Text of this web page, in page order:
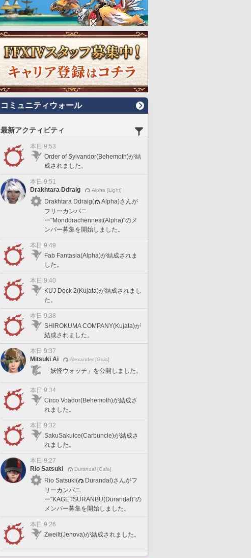
コミュニティウォール
最新アクティビティ
本日 9:53
Order of Sylvandor(Behemoth)が結
成されました。
本日 9:51
Drakhtara Ddraig
Alpha [Light]
Drakhtara Ddraig(
Alpha)さんが
フリーカンパニ
ー"Monddrachennest(Alpha)"のメ
ンバー募集を開始しました。
本日 9:49
Fab Fantasia(Alpha)が結成されま
した。
本日 9:40
KUJ Dock 2(Kujata)が結成されまし
た。
本日 9:38
SHIROKUMA COMPANY(Kujata)が
結成されました。
本日 9:37
Mitsuki Ai
Alexander [Gaia]
「妖怪ウォッチ」を公開しました。
本日 9:34
Circo Voador(Behemoth)が結成さ
れました。
本日 9:32
SakuSakuIce(Carbuncle)が結成さ
れました。
本日 9:27
Rio Satsuki
Durandal [Gaia]
Rio Satsuki(
Durandal)さんがフ
リーカンパニ
ー"KAGETSURANBU(Durandal)"の
メンバー募集を開始しました。
本日 9:26
Zweilt(Jenova)が結成されました。